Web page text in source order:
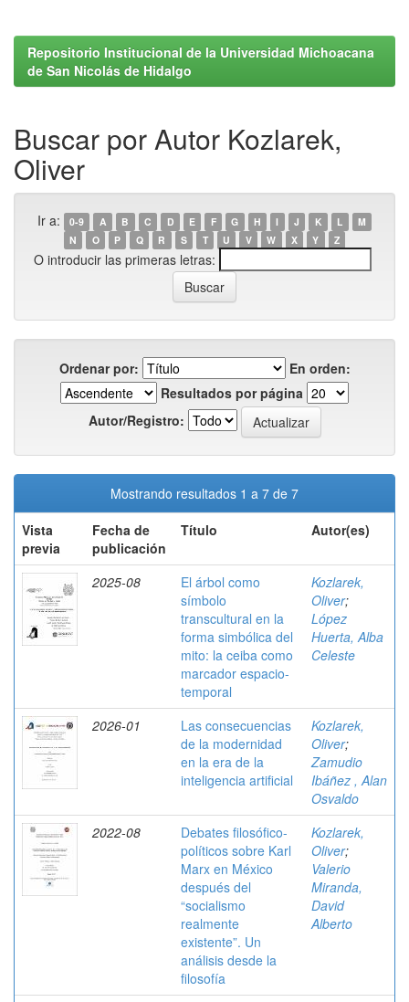
Repositorio Institucional de la Universidad Michoacana
de San Nicolás de Hidalgo
Buscar por Autor Kozlarek,
Oliver
Ir a: 0-9 A B C D E F G H I J K L
M
N
O P Q R S T U V W X Y Z
O introducir las primeras letras:
Ordenar por:
En orden:
Resultados por página
Autor/Registro:
Mostrando resultados 1 a 7 de 7
Vista
previa
Fecha de
publicación
Título Autor(es)
2025-08
El árbol como
símbolo
transcultural en la
forma simbólica del
mito: la ceiba como
marcador espacio-
temporal
Kozlarek,
Oliver;
López
Huerta, Alba
Celeste
2026-01
Las consecuencias
de la modernidad
en la era de la
inteligencia artificial
Kozlarek,
Oliver;
Zamudio
Ibáñez , Alan
Osvaldo
2022-08
Debates filosófico-
políticos sobre Karl
Marx en México
después del
“socialismo
realmente
existente”. Un
análisis desde la
filosofía
Kozlarek,
Oliver;
Valerio
Miranda,
David
Alberto